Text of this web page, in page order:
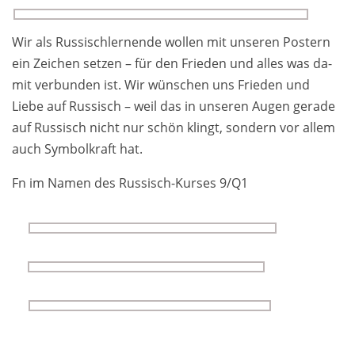
Wir als Russischlernende wollen mit un­seren Postern
ein Zeichen setzen – für den Frie­den und alles was da­
mit ver­bunden ist. Wir wün­schen uns Frieden und
Liebe auf Rus­sisch – weil das in un­seren Augen gerade
auf Rus­sisch nicht nur schön klingt, sondern vor allem
auch Sym­bol­kraft hat.
Fn im Namen des Russisch-Kurses 9/Q1